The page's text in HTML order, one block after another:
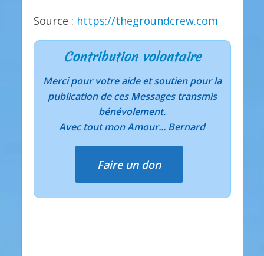
Source : https://thegroundcrew.com
Contribution volontaire
Merci pour votre aide et soutien pour la
publication de ces Messages transmis
bénévolement.
Avec tout mon Amour... Bernard
Faire un don